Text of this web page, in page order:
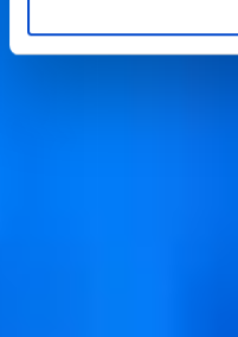
Lue lisää siitä, miten
voit määrittää